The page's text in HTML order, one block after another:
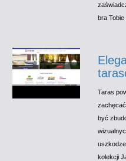
bra Tobie
Taras
być
kolekcji